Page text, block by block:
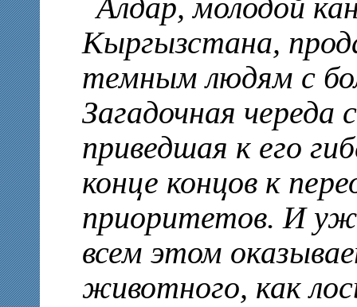
Алдар, молодой
Кыргызстана,
темным людям с
Загадочная череда
приведшая к его
конце концов к
приоритетов. И уж
всем этом
животного, как